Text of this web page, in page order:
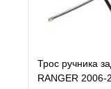
Трос ручника
RANGER 2006-